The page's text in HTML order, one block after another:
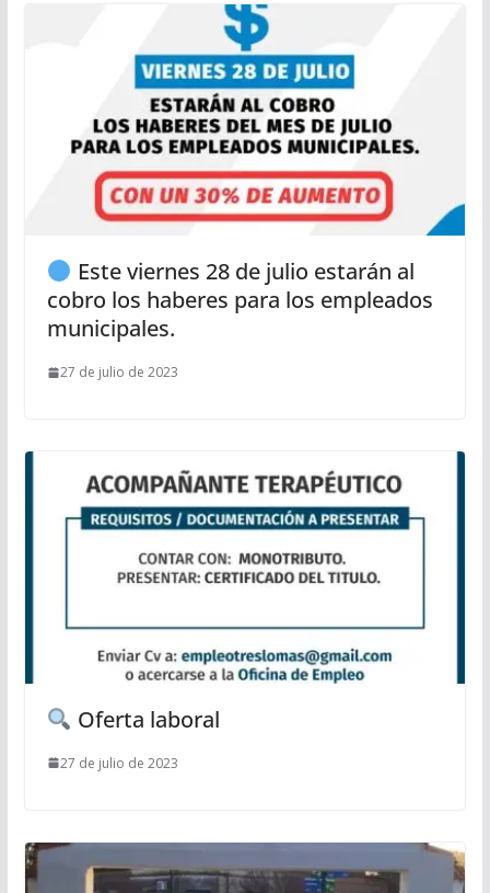
Este viernes 28 de julio estarán al
cobro los haberes para los empleados
municipales.
27 de julio de 2023
Oferta laboral
27 de julio de 2023